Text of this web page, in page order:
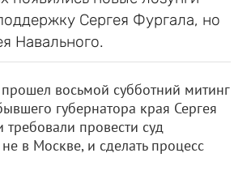
Сергея Фургала, но
Навального.
восьмой субботний митинг
губернатора края Сергея
провести суд
в Москве, и сделать процесс